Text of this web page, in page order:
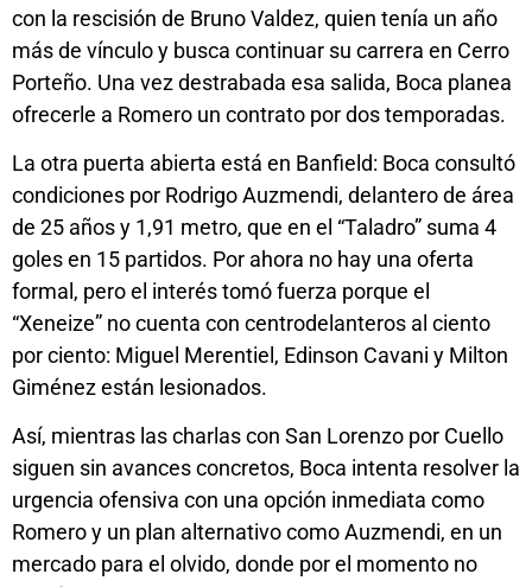
con la rescisión de Bruno Valdez, quien tenía un año
más de vínculo y busca continuar su carrera en Cerro
Porteño. Una vez destrabada esa salida, Boca planea
ofrecerle a Romero un contrato por dos temporadas.
La otra puerta abierta está en Banfield: Boca consultó
condiciones por Rodrigo Auzmendi, delantero de área
de 25 años y 1,91 metro, que en el “Taladro” suma 4
goles en 15 partidos. Por ahora no hay una oferta
formal, pero el interés tomó fuerza porque el
“Xeneize” no cuenta con centrodelanteros al ciento
por ciento: Miguel Merentiel, Edinson Cavani y Milton
Giménez están lesionados.
Así, mientras las charlas con San Lorenzo por Cuello
siguen sin avances concretos, Boca intenta resolver la
urgencia ofensiva con una opción inmediata como
Romero y un plan alternativo como Auzmendi, en un
mercado para el olvido, donde por el momento no